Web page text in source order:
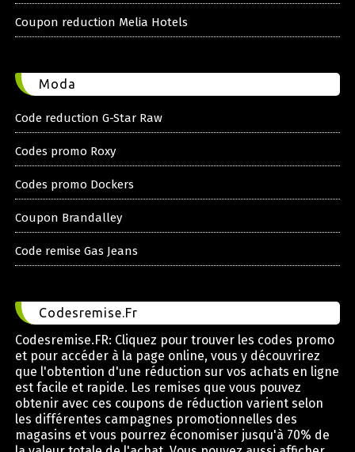
Coupon reduction Melia Hotels
Moda
Code reduction G-Star Raw
Codes promo Roxy
Codes promo Dockers
Coupon Brandalley
Code remise Gas Jeans
Codesremise.Fr
Codesremise.FR: Cliquez pour trouver les codes promo
et pour accéder à la page online, vous y découvrirez
que l'obtention d'une réduction sur vos achats en ligne
est facile et rapide. Les remises que vous pouvez
obtenir avec ces coupons de réduction varient selon
les différentes campagnes promotionnelles des
magasins et vous pourrez économiser jusqu'à 70% de